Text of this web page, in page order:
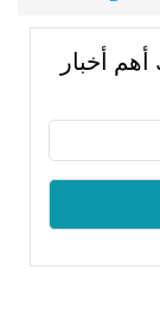
أخبار